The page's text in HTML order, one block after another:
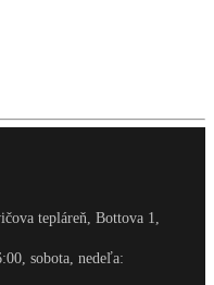
tepláreň, Bottova 1,
sobota, nedeľa: